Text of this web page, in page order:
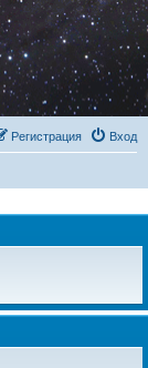
Вход
Регистрация